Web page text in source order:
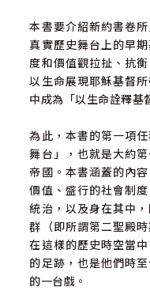
昆蘭社群的潔淨觀／
預備道路（一）：往外
「新的創造」與「心的
預備道路（二）：悔改
指向「基督事件」的禮
第五章 不容於帝國意
信仰的脈絡與跳躍／
先知傳統的困局與信仰
新困局：帝國意識形態
天啟文學面對的困局／
天啟文學是對帝國意識
天啟文學的解經模式／
天啟文學的信仰跳躍／
本書要介紹新約書卷
真實歷史舞台上的早
度和價值觀拉扯、抗
以生命展現耶穌基督
中成為「以生命詮釋基
為此，本書的第一項
舞台」，也就是大約
帝國。本書涵蓋的內
價值、盛行的社會制
統治，以及身在其中
群（即所謂第二聖殿
在這樣的歷史時空當
的足跡，也是他們時
的一台戲。